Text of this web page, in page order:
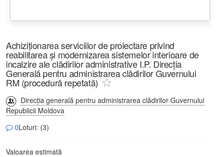
Achiziționarea serviciilor de proiectare privind
reabilitarea și modernizarea sistemelor interioare de
incalzire ale clădirilor administrative I.P. Direcția
Generală pentru administrarea clădirilor Guvernului
RM (procedură repetată)
Direcția generală pentru administrarea clădirilor Guvernului
Republicii Moldova
0Loturi: (3)
Valoarea estimată